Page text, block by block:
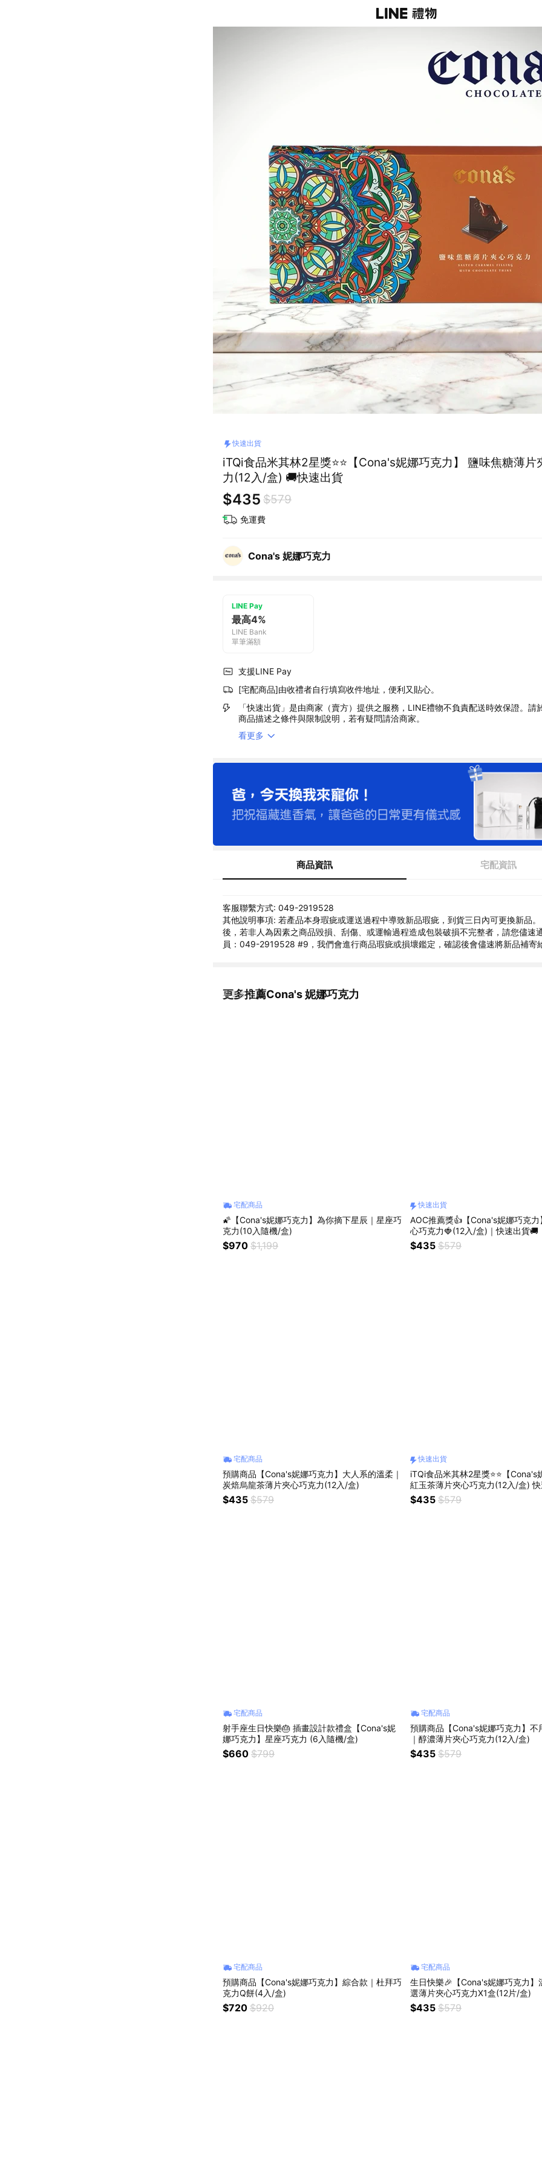
快速出貨
iTQi食品米其林2星獎⭐⭐【Cona's妮娜巧克力】 鹽味焦糖薄片
力(12入/盒) 🚚快速出貨
$435 $579
免運費
Cona's 妮娜巧克力
LINE Pay
最高4%
LINE Bank
單筆滿額
支援LINE Pay
[宅配商品]由收禮者自行填寫收件地址，便利又貼心。
「快速出貨」是由商家（賣方）提供之服務，LINE禮物不負責配送時效保證。請
商品描述之條件與限制說明，若有疑問請洽商家。
看更多
商品資訊 宅配資訊
客服聯繫方式: 049-2919528
其他說明事項: 若產品本身瑕疵或運送過程中導致新品瑕疵，到貨三日內可更換新品
後，若非人為因素之商品毀損、刮傷、或運輸過程造成包裝破損不完整者，請您儘速
員：049-2919528 #9，我們會進行商品瑕疵或損壞鑑定，確認後會儘速將新品補寄
更多推薦Cona's 妮娜巧克力
看更多
宅配商品
🌠【Cona's妮娜巧克力】為你摘下星辰｜星座巧
克力(10入隨機/盒)
$970 $1,199
快速出貨
AOC推薦獎👍【Cona's妮娜巧克
心巧克力🍓(12入/盒)｜快速出貨🚚
$435 $579
宅配商品
預購商品【Cona's妮娜巧克力】大人系的溫柔｜
炭焙烏龍茶薄片夾心巧克力(12入/盒)
$435 $579
快速出貨
iTQi食品米其林2星獎⭐⭐【Cona's
紅玉茶薄片夾心巧克力(12入/盒)
$435 $579
宅配商品
射手座生日快樂🎂 插畫設計款禮盒【Cona's妮
娜巧克力】星座巧克力 (6入隨機/盒)
$660 $799
宅配商品
預購商品【Cona's妮娜巧克力】不
｜醇濃薄片夾心巧克力(12入/盒)
$435 $579
宅配商品
預購商品【Cona's妮娜巧克力】綜合款｜杜拜巧
克力Q餅(4入/盒)
$720 $920
宅配商品
生日快樂🎉【Cona's妮娜巧克力】
選薄片夾心巧克力X1盒(12片/盒)
$435 $579